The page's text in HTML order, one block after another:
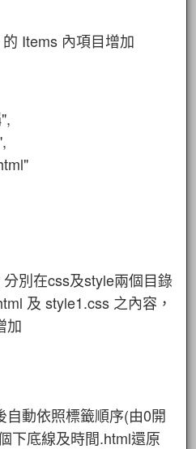
Items 內項目增加
別在css及style兩個目錄
及 style1.css 之內容，
加
自動依照標籤順序(由0開
下底線及時間.html還原